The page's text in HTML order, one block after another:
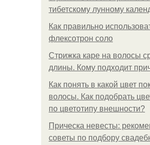
тибетскому лунному
Как правильно
флексотрон соло
Стрижка каре на волосы
длины. Кому подходит
Как понять в какой цвет
волосы. Как подобрать
по цветотипу внешности?
Прическа невесты:
советы по подбору